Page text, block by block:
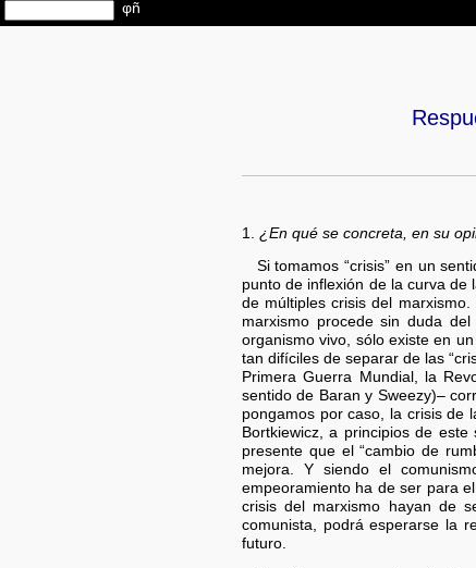
1. ¿En qué se concreta, en su
Si tomamos “crisis” en un
punto de inflexión de la curva
de múltiples crisis del
marxismo procede sin duda
organismo vivo, sólo existe en
tan difíciles de separar de las
Primera Guerra Mundial, la
sentido de Baran y Sweezy)–
pongamos por caso, la crisis de
Bortkiewicz, a principios de
presente que el “cambio de
mejora. Y siendo el
empeoramiento ha de ser para
crisis del marxismo hayan de
comunista, podrá esperarse la
futuro.